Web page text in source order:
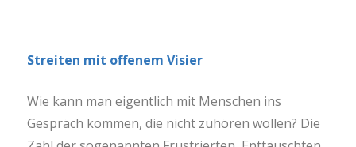
Streiten mit offenem Visier
Wie kann man eigentlich mit Menschen ins
Gespräch kommen, die nicht zuhören wollen? Die